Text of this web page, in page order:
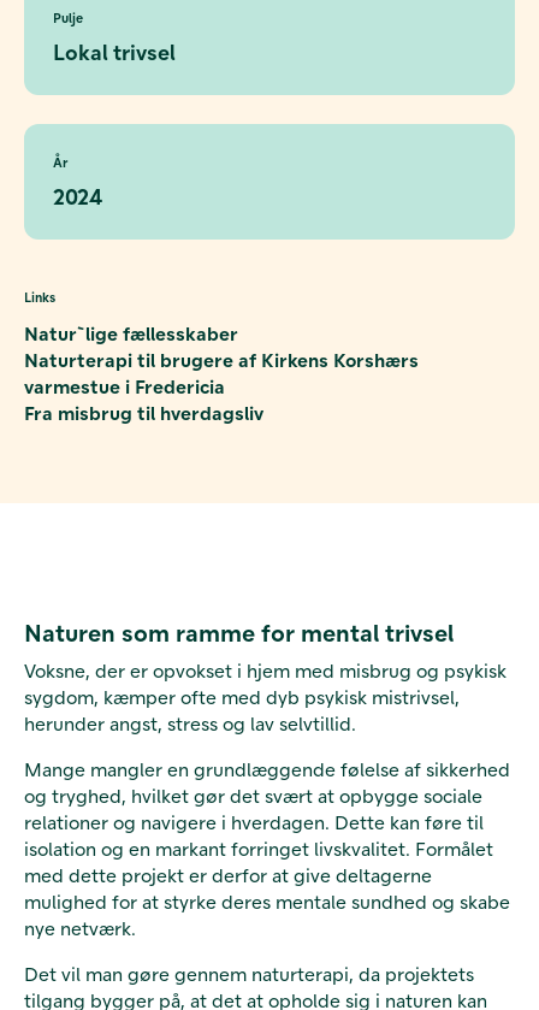
Pulje
Lokal trivsel
År
2024
Links
Natur`lige fællesskaber
Naturterapi til brugere af Kirkens Korshærs
varmestue i Fredericia
Fra misbrug til hverdagsliv
Naturen som ramme for mental trivsel
Voksne, der er opvokset i hjem med misbrug og psykisk
sygdom, kæmper ofte med dyb psykisk mistrivsel,
herunder angst, stress og lav selvtillid.
Mange mangler en grundlæggende følelse af sikkerhed
og tryghed, hvilket gør det svært at opbygge sociale
relationer og navigere i hverdagen. Dette kan føre til
isolation og en markant forringet livskvalitet. Formålet
med dette projekt er derfor at give deltagerne
mulighed for at styrke deres mentale sundhed og skabe
nye netværk.
Det vil man gøre gennem naturterapi, da projektets
tilgang bygger på, at det at opholde sig i naturen kan